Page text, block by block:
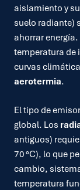
aislamiento y
suelo radiante)
ahorrar
temperatura de
curvas
aerotermia.
El tipo de
global. Los
antiguos)
70 °C), lo que
cambio,
temperatura